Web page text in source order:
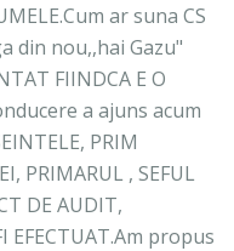
ar suna CS
din nou,,hai Gazu"
FIINDCA E O
a ajuns acum
PRIM
PRIMARUL , SEFUL
DE AUDIT,
EFECTUAT.Am propus